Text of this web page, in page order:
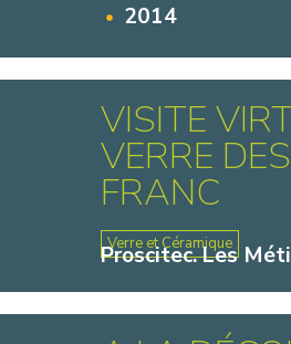
2014
VISITE
VERRE
FRANC
Proscitec. Les
Verre et Céramique